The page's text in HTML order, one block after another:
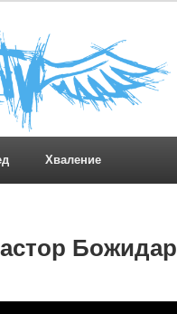
Хваление
Божидар